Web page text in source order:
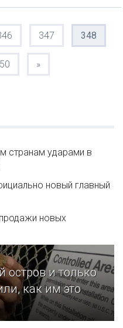
347 348
»
странам ударами в
новый главный
новых
остров и только
как им это